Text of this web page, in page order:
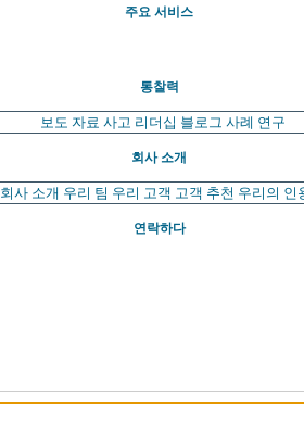
주요 서비스
통찰력
보도 자료 사고 리더십 블로그 사례 연구
회사 소개
회사 소개 우리 팀 우리 고객 고객 추천 우리의 인
연락하다